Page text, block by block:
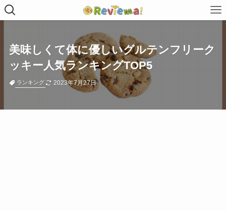
美味しくて体に優しいグルテンフリーク
ッキー人気ランキングTOP5
ランキング 2023年7月27日